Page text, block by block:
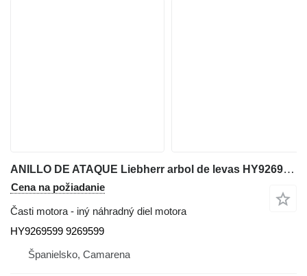
ANILLO DE ATAQUE Liebherr arbol de levas HY9269599 na autožeriava Liebherr LTM CRANES
Cena na požiadanie
Časti motora - iný náhradný diel motora
HY9269599 9269599
Španielsko, Camarena